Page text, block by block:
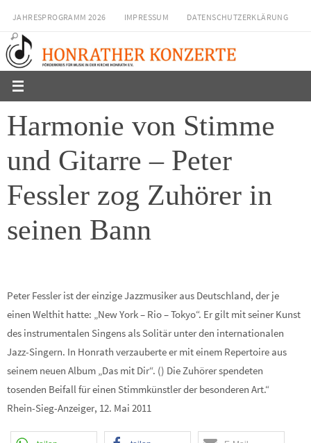
Zum
Inhalt
springen
JAHRESPROGRAMM 2026 IMPRESSUM DATENSCHUTZERKLÄRUNG
Harmonie von Stimme
und Gitarre – Peter
Fessler zog Zuhörer in
seinen Bann
Peter Fessler ist der einzige Jazzmusiker aus Deutschland, der je
einen Welthit hatte: „New York – Rio – Tokyo“. Er gilt mit seiner Kunst
des instrumentalen Singens als Solitär unter den internationalen
Jazz-Singern. In Honrath verzauberte er mit einem Repertoire aus
seinem neuen Album „Das mit Dir“. () Die Zuhörer spendeten
tosenden Beifall für einen Stimmkünstler der besonderen Art.“
Rhein-Sieg-Anzeiger, 12. Mai 2011